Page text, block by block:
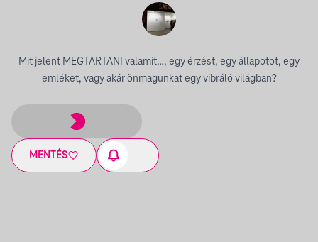
Mit jelent MEGTARTANI valamit…, egy érzést, egy állapotot, egy
emléket, vagy akár önmagunkat egy vibráló világban?
MENTÉS